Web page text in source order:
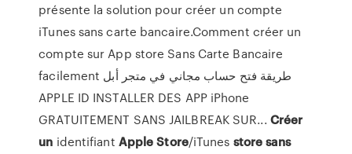
présente la solution pour créer un compte
iTunes sans carte bancaire.Comment créer un
compte sur App store Sans Carte Bancaire
facilement طريقة فتح حساب مجاني في متجر أبل
APPLE ID INSTALLER DES APP iPhone
GRATUITEMENT SANS JAILBREAK SUR... Créer
un identifiant Apple Store/iTunes store sans